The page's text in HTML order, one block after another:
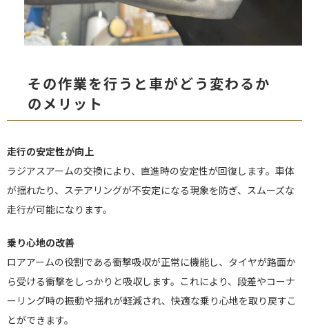
その作業を行うと車がどう変わるか
のメリット
走行の安定性が向上
ラジアスアームの交換により、直進時の安定性が回復します。車体
が揺れたり、ステアリングが不安定になる現象を防ぎ、スムーズな
走行が可能になります。
乗り心地の改善
ロアアームの役割である衝撃吸収が正常に機能し、タイヤが路面か
ら受ける衝撃をしっかりと吸収します。これにより、段差やコーナ
ーリング時の振動や揺れが軽減され、快適な乗り心地を取り戻すこ
とができます。